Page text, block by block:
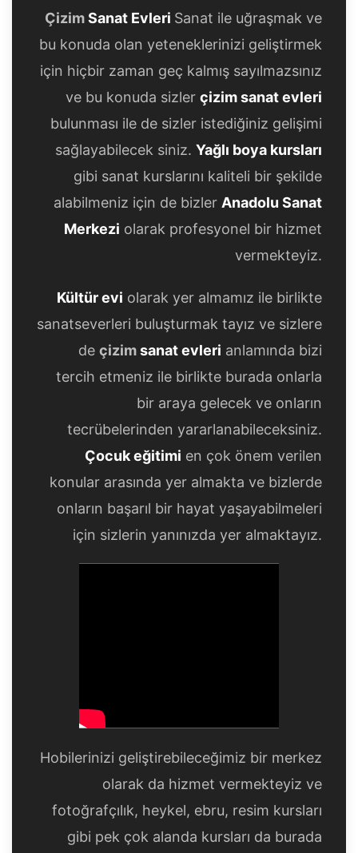
ÇizimSanat Evleri Sanat ile uğraşmak ve
bu konuda olan yeteneklerinizi geliştirmek
için hiçbir zaman geç kalmış sayılmazsınız
ve bu konuda sizler çizim sanat evleri
bulunması ile de sizler istediğiniz gelişimi
sağlayabilecek siniz. Yağlı boya kursları
gibi sanat kurslarını kaliteli bir şekilde
alabilmeniz için de bizler Anadolu Sanat
Merkezi olarak profesyonel bir hizmet
vermekteyiz.
Kültür evi olarak yer almamız ile birlikte
sanatseverleri buluşturmak tayız ve sizlere
de çizimsanat evleri anlamında bizi
tercih etmeniz ile birlikte burada onlarla
bir araya gelecek ve onların
tecrübelerinden yararlanabileceksiniz.
Çocuk eğitimi en çok önem verilen
konular arasında yer almakta ve bizlerde
onların başarıl bir hayat yaşayabilmeleri
için sizlerin yanınızda yer almaktayız.
Hobilerinizi geliştirebileceğimiz bir merkez
olarak da hizmet vermekteyiz ve
fotoğrafçılık, heykel, ebru, resim kursları
gibi pek çok alanda kursları da burada